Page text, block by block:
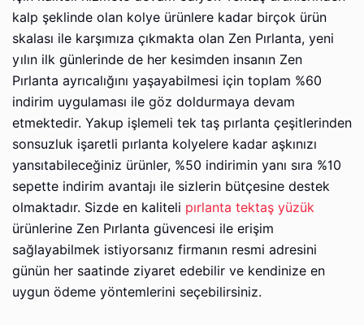
kalp şeklinde olan kolye ürünlere kadar birçok ürün
skalası ile karşımıza çıkmakta olan Zen Pırlanta, yeni
yılın ilk günlerinde de her kesimden insanın Zen
Pırlanta ayrıcalığını yaşayabilmesi için toplam %60
indirim uygulaması ile göz doldurmaya devam
etmektedir. Yakup işlemeli tek taş pırlanta çeşitlerinden
sonsuzluk işaretli pırlanta kolyelere kadar aşkınızı
yansıtabileceğiniz ürünler, %50 indirimin yanı sıra %10
sepette indirim avantajı ile sizlerin bütçesine destek
olmaktadır. Sizde en kaliteli pırlanta tektaş yüzük
ürünlerine Zen Pırlanta güvencesi ile erişim
sağlayabilmek istiyorsanız firmanın resmi adresini
günün her saatinde ziyaret edebilir ve kendinize en
uygun ödeme yöntemlerini seçebilirsiniz.